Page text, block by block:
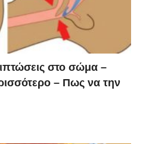
στο σώμα –
– Πως να την